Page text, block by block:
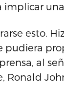
implicar
esto.
pudiera
al
Ronald